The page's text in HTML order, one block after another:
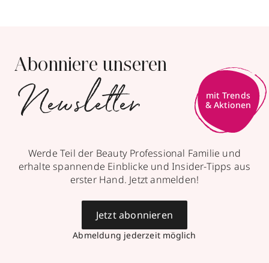
Abonniere unseren
Newsletter
mit Trends
& Aktionen
Werde Teil der Beauty Professional Familie und
erhalte spannende Einblicke und Insider-Tipps aus
erster Hand. Jetzt anmelden!
Abmeldung jederzeit möglich
Jetzt abonnieren